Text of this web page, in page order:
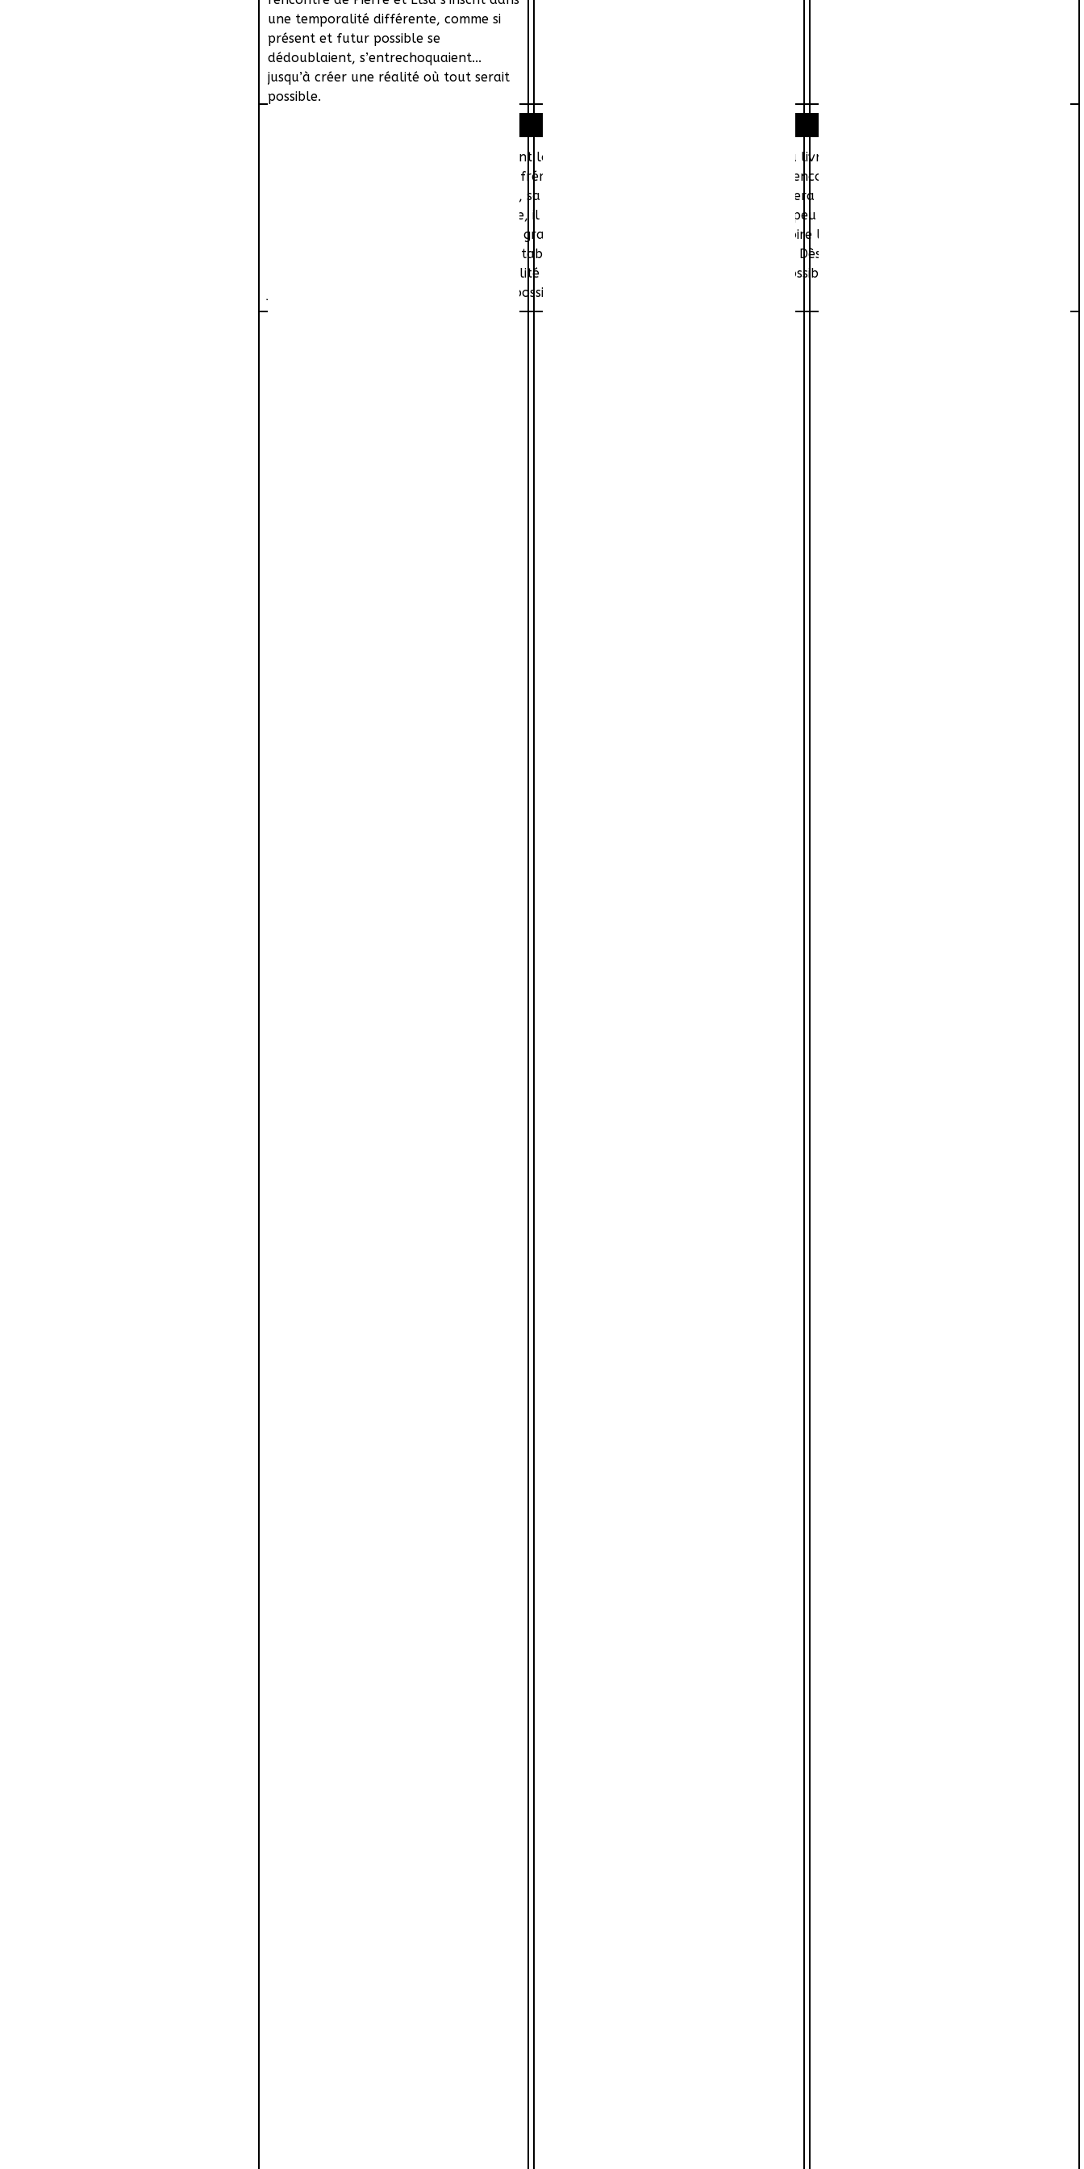
une temporalité différente, comme si
présent et futur possible se
dédoublaient, s’entrechoquaient...
jusqu’à créer une réalité où tout serait
possible.
Elsa écrivain, et Pierre, avocat, se croisent lors de la soirée de clôture d’un salon du livre : un regard, un briquet qui change de
mains, des rires un peu trop nerveux, le frémissement d’une histoire possible… Une rencontre ? Sauf que la vie de Pierre, c’est
d’abord sa famille : ses enfants et Anne, sa femme depuis quinze ans, celle qui l’aimera toujours, et qu’il aimera toujours, en
dépit de la routine et du temps qui passe, il le sait. Elsa, de son côté, se reconstruit peu à peu suite à un divorce compliqué, se
partageant entre l’écriture, ses ados qui grandissent trop vite, ses amies et une histoire légère comme l’air avec Hugo, son jeune
amant. Pour elle, l’homme marié est un tabou et même pire : une erreur. Pourtant… Dès le premier regard, la rencontre de
Pierre et Elsa s’inscrit dans une temporalité différente, comme si présent et futur possible se dédoublaient, s’entrechoquaient...
jusqu’à créer une réalité où tout serait possible.